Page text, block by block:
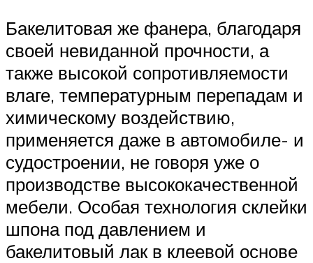
Бакелитовая же фанера, благодаря
своей невиданной прочности, а
также высокой сопротивляемости
влаге, температурным перепадам и
химическому воздействию,
применяется даже в автомобиле- и
судостроении, не говоря уже о
производстве высококачественной
мебели. Особая технология склейки
шпона под давлением и
бакелитовый лак в клеевой основе